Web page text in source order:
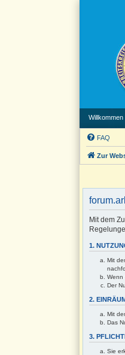
FAQ
Zur
Mit dem
1.
Mit
Wenn
Der
2.
Mit
Das
3.
Sie